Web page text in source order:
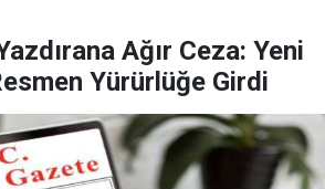
Ağır Ceza: Yeni
Yürürlüğe Girdi